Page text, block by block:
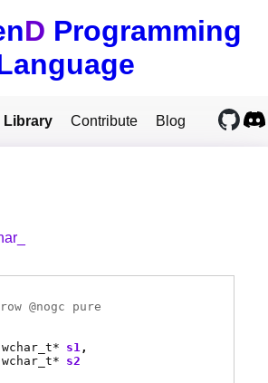
D Programming
Library Contribute Blog
@nogc pure
wchar_t* s1
wchar_t* s2